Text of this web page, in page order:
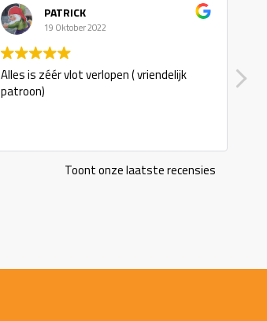
PATRICK
19 Oktober 2022
Alles is zéér vlot verlopen ( vriendelijk
patroon)
Toont onze laatste recensies